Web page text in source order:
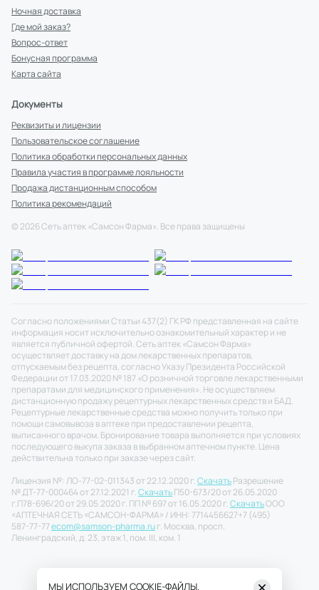
Ночная доставка
Где мой заказ?
Вопрос-ответ
Бонусная программа
Карта сайта
Документы
Реквизиты и лицензии
Пользовательское соглашение
Политика обработки персональных данных
Правила участия в программе лояльности
Продажа дистанционным способом
Политика рекомендаций
© 2026Сеть аптек «Самсон Фарма». Все права защищены
Согласно положениями Статьи 437(2) ГК РФ представленная на сайте
информация носит исключительно ознакомительный характер и не
является публичной офертой. Сеть аптек «Самсон Фарма»
осуществляет доставку на дом лекарственных препаратов,
отпускаемым без рецепта, согласно Указу Президента Российской
Федерации от 17.03.2020 № 187 «О розничной торговле лекарственными
препаратами для медицинского применения». Не осуществляем
дистанционную продажу рецептурных лекарственных средств и БАД.
Рецептурные лекарственные средства можно получить только при
помощи самовывоза в аптеке при предоставлении рецепта,
выписанного врачом. Бронирование товара выполняется при условиях
последующего выкупа заказа в выбранном аптечном пункте. Цена
действительна только при заказе через сайт.
Лицензия №: ЛО-77-02-011343 от 22.12.2020 г.СкачатьРазрешение
№ ДТ-77-000464 от 27.12.2021 г.СкачатьП50-673/20 от 26.05.2020
г.П78-696/20 от 29.05.2020 г. ПП № 697 от 16.05.2020 г.СкачатьООО
«АПТЕЧНАЯ СЕТЬ «САМСОН-ФАРМА» / ИНН: 7714456627+7 (495)
587-77-77ecom@samson-pharma.ruг. Москва, просп.
Ленинградский, д. 23, этаж 1, пом. III, ком. 1
МЫ ИСПОЛЬЗУЕМ COOKIE-ФАЙЛЫ.